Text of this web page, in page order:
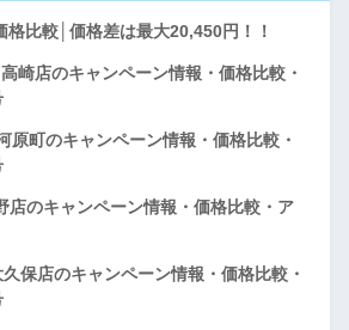
格比較│価格差は最大20,450円！！
店のキャンペーン情報・価格比較・
町のキャンペーン情報・価格比較・
のキャンペーン情報・価格比較・ア
保店のキャンペーン情報・価格比較・